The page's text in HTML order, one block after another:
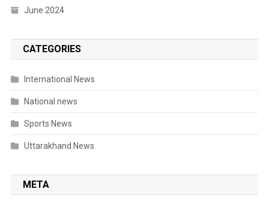
June 2024
CATEGORIES
International News
National news
Sports News
Uttarakhand News
META